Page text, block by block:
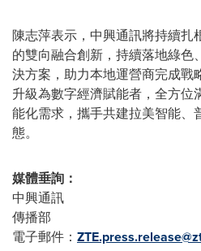
陳志萍表示，中興通訊將持續扎
的雙向融合創新，持續落地綠色
決方案，助力本地運營商完成戰
升級為數字經濟賦能者，全方位
能化需求，攜手共建拉美智能、
態。
媒體垂詢：
中興通訊
傳播部
電子郵件：